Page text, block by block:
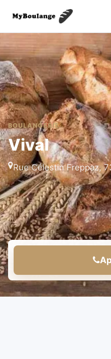
BOULANGERIE
Vival
Rue Célestin Freppaz,